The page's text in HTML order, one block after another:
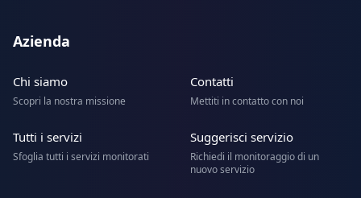
Azienda
Chi siamo
Scopri la nostra missione
Contatti
Mettiti in contatto con noi
Tutti i servizi
Sfoglia tutti i servizi monitorati
Suggerisci servizio
Richiedi il monitoraggio di un
nuovo servizio